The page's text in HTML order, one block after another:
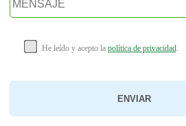
He leído y acepto la política de privacidad.